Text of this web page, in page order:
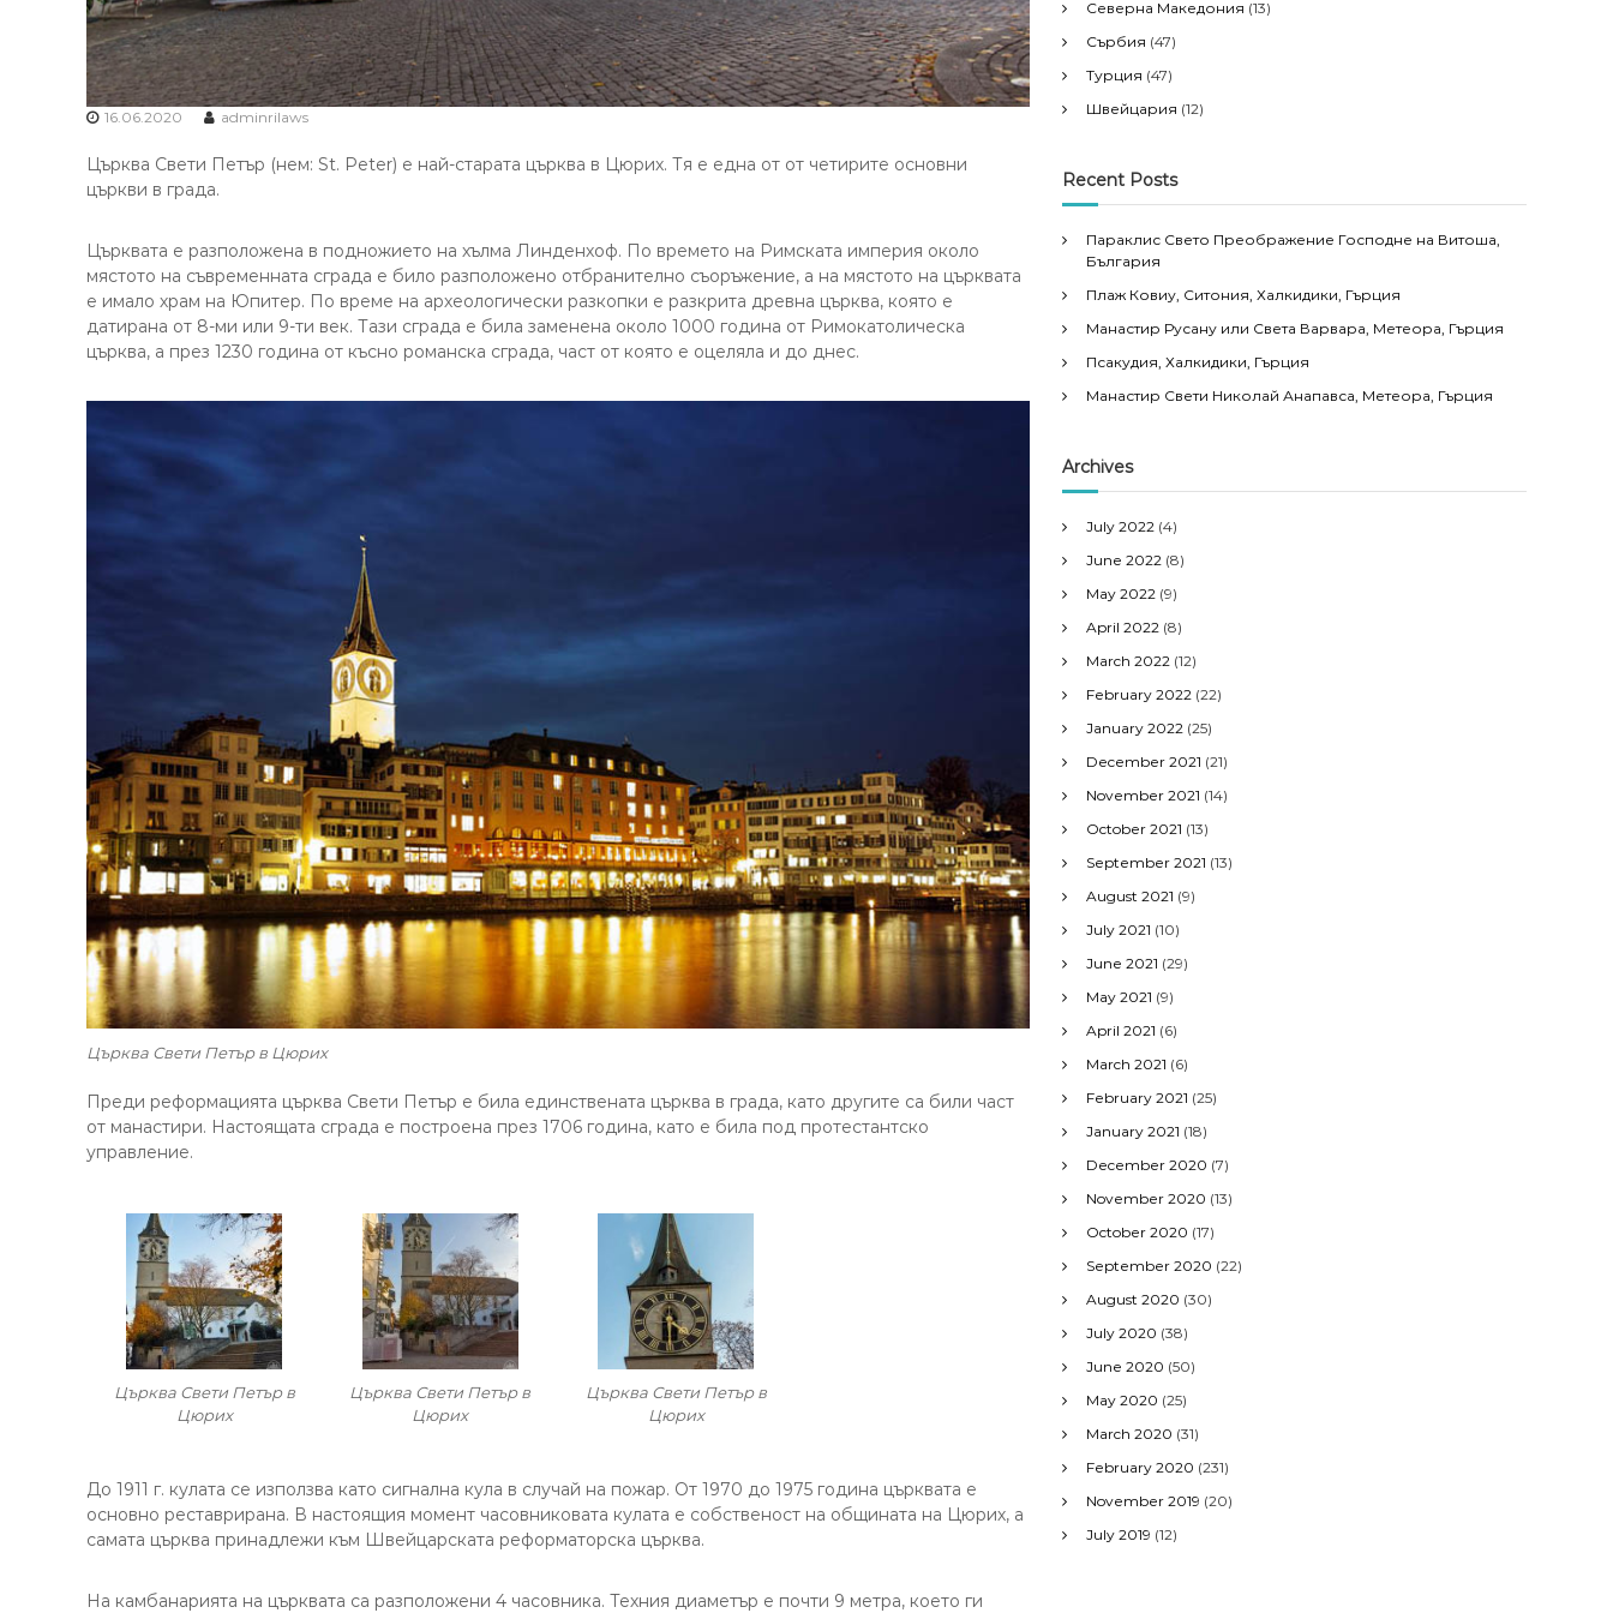
16.06.2020 adminrilaws
Църква Свети Петър (нем: St. Peter) е най-старата църква в Цюрих. Тя е една от от четирите основни
църкви в града.
Църквата е разположена в подножието на хълма Линденхоф. По времето на Римската империя около
мястото на съвременната сграда е било разположено отбранително съоръжение, а на мястото на църквата
е имало храм на Юпитер. По време на археологически разкопки е разкрита древна църква, която е
датирана от 8-ми или 9-ти век. Тази сграда е била заменена около 1000 година от Римокатолическа
църква, а през 1230 година от късно романска сграда, част от която е оцеляла и до днес.
Църква Свети Петър в Цюрих
Преди реформацията църква Свети Петър е била единствената църква в града, като другите са били част
от манастири. Настоящата сграда е построена през 1706 година, като е била под протестантско
управление.
Църква Свети Петър в
Цюрих
Църква Свети Петър в
Цюрих
Църква Свети Петър в
Цюрих
До 1911 г. кулата се използва като сигнална кула в случай на пожар. От 1970 до 1975 година църквата е
основно реставрирана. В настоящия момент часовниковата кулата е собственост на общината на Цюрих, а
самата църква принадлежи към Швейцарската реформаторска църква.
На камбанарията на църквата са разположени 4 часовника. Техния диаметър е почти 9 метра, което ги
Северна Македония (13)
Сърбия (47)
Турция (47)
Швейцария (12)
Recent Posts
Параклис Свето Преображение Господне на Витоша,
България
Плаж Ковиу, Ситония, Халкидики, Гърция
Манастир Русану или Света Варвара, Метеора, Гърция
Псакудия, Халкидики, Гърция
Манастир Свети Николай Анапавса, Метеора, Гърция
Archives
July 2022 (4)
June 2022 (8)
May 2022 (9)
April 2022 (8)
March 2022 (12)
February 2022 (22)
January 2022 (25)
December 2021 (21)
November 2021 (14)
October 2021 (13)
September 2021 (13)
August 2021 (9)
July 2021 (10)
June 2021 (29)
May 2021 (9)
April 2021 (6)
March 2021 (6)
February 2021 (25)
January 2021 (18)
December 2020 (7)
November 2020 (13)
October 2020 (17)
September 2020 (22)
August 2020 (30)
July 2020 (38)
June 2020 (50)
May 2020 (25)
March 2020 (31)
February 2020 (231)
November 2019 (20)
July 2019 (12)